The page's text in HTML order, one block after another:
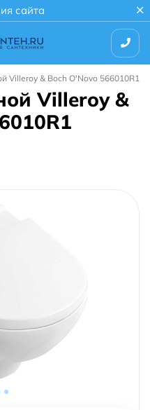
сайта
Villeroy & Boch O'Novo 566010R1
Villeroy &